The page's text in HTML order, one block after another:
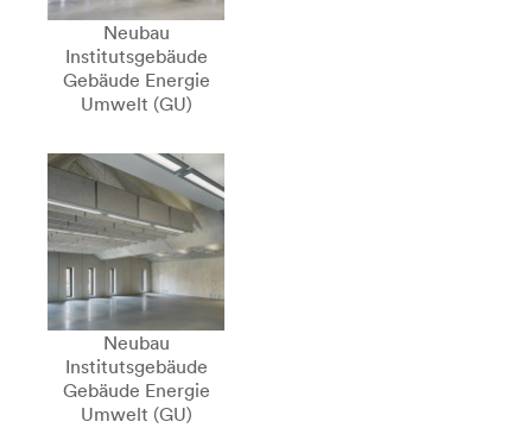
Neubau
Institutsgebäude
Gebäude Energie
Umwelt (GU)
Neubau
Institutsgebäude
Gebäude Energie
Umwelt (GU)